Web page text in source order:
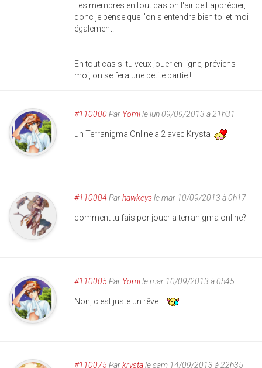
Les membres en tout cas on l'air de t'apprécier,
donc je pense que l'on s'entendra bien toi et moi
également.
En tout cas si tu veux jouer en ligne, préviens
moi, on se fera une petite partie !
#110000 Par Yomile lun 09/09/2013 à 21h31
un Terranigma Online a 2 avec Krysta
#110004 Parhawkeysle mar 10/09/2013 à 0h17
comment tu fais por jouer a terranigma online?
#110005Par Yomile mar 10/09/2013 à 0h45
Non, c'est juste un rêve...
#110075Parkrystale sam 14/09/2013 à 22h35